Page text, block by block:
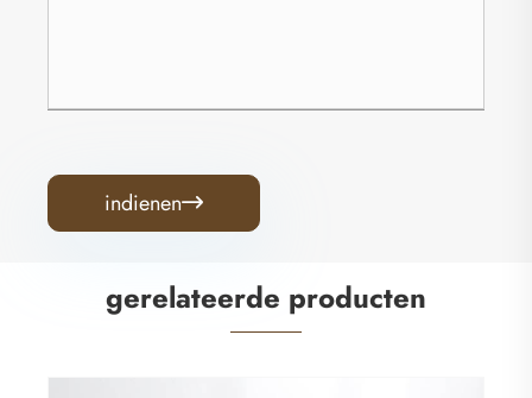
indienen
gerelateerde producten